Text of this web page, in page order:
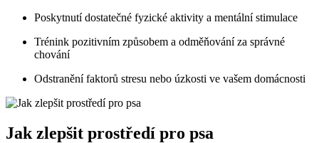
Poskytnutí dostatečné fyzické aktivity a mentální stimulace
Trénink pozitivním způsobem a odměňování za správné
chování
Odstranění faktorů stresu nebo úzkosti ve vašem domácnosti
Jak zlepšit prostředí pro psa